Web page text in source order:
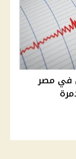
في مصر